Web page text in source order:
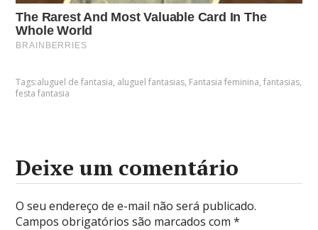
Tags:aluguel de fantasia, aluguel fantasias, Fantasia feminina,fantasias,
festa fantasia
Deixe um comentário
O seu endereço de e-mail não será publicado.
Campos obrigatórios são marcados com*